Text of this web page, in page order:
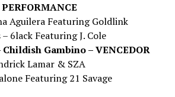
Aguilera Featuring Goldlink
6lack Featuring J. Cole
Gambino – VENCEDOR
Lamar & SZA
Featuring 21 Savage